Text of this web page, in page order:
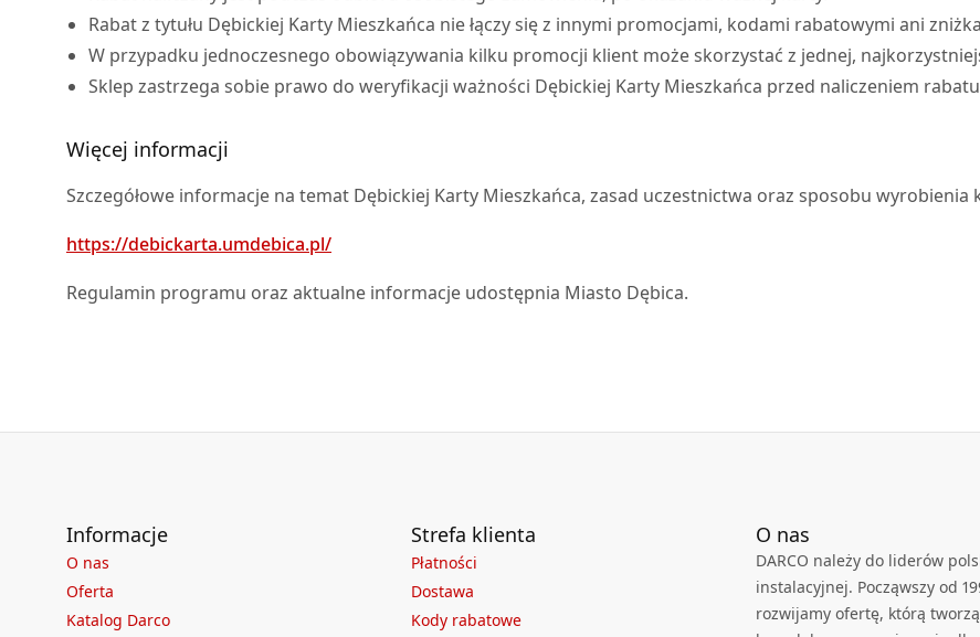
Rabat z tytułu Dębickiej Karty Mieszkańca nie łączy się z innymi promocjami, kodami rabatowymi ani
W przypadku jednoczesnego obowiązywania kilku promocji klient może skorzystać z jednej,
Sklep zastrzega sobie prawo do weryfikacji ważności Dębickiej Karty Mieszkańca przed naliczeniem
Więcej informacji
Szczegółowe informacje na temat Dębickiej Karty Mieszkańca, zasad uczestnictwa oraz sposobu
https://debickarta.umdebica.pl/
Regulamin programu oraz aktualne informacje udostępnia Miasto Dębica.
Informacje
O nas
Oferta
Katalog Darco
Strefa klienta
Płatności
Dostawa
Kody rabatowe
O nas
DARCO należy do liderów
instalacyjnej. Począwszy od
rozwijamy ofertę, którą tworzą